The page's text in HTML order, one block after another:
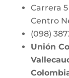
Carrera
Centro
(098)
Unión